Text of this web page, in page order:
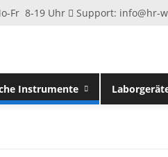
Fr 8-19 Uhr Support: info@hr-
Instrumente